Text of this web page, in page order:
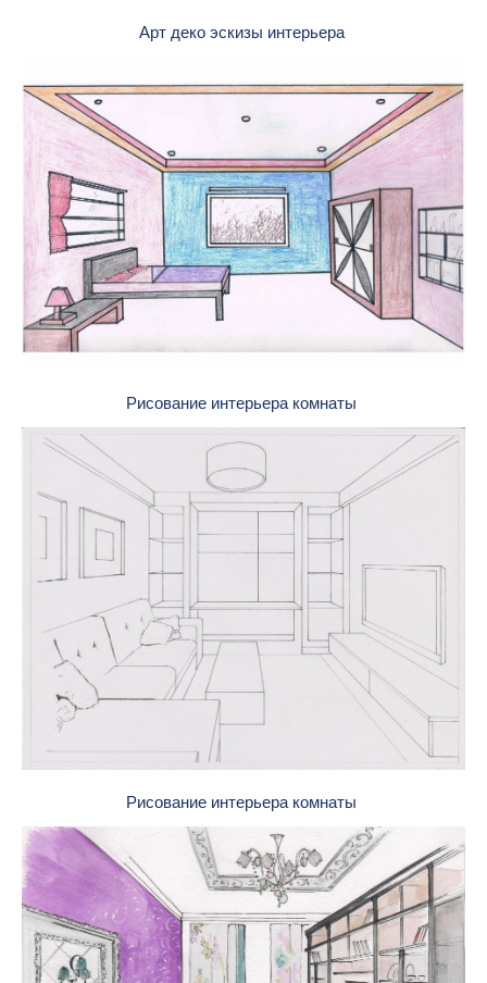
Арт деко эскизы интерьера
Рисование интерьера комнаты
Рисование интерьера комнаты